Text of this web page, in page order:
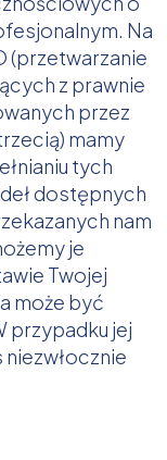
Na
(przetwarzanie
z prawnie
przez
mamy
tych
dostępnych
nam
je
Twojej
może być
przypadku jej